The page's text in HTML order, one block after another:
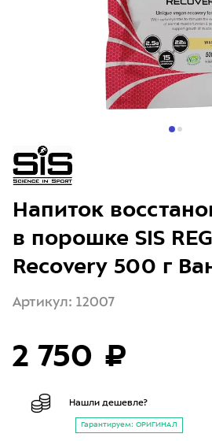
Напиток
в порошке SIS
Recovery 500 г
Артикул: 12007
2 750 ₽
Нашли дешевле?
Гарантируем: ОРИГИНАЛ